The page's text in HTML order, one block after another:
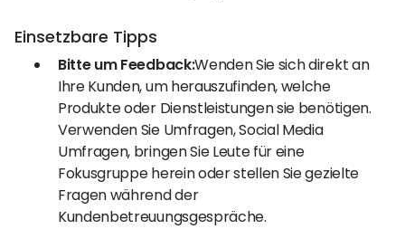
Einsetzbare Tipps
Bitte um Feedback:Wenden Sie sich direkt an
Ihre Kunden, um herauszufinden, welche
Produkte oder Dienstleistungen sie benötigen.
Verwenden Sie Umfragen, Social Media
Umfragen, bringen Sie Leute für eine
Fokusgruppe herein oder stellen Sie gezielte
Fragen während der
Kundenbetreuungsgespräche.